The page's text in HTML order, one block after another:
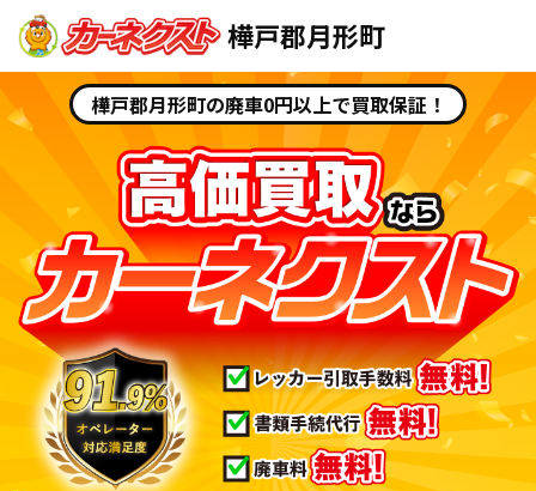
樺戸郡月形町
樺戸郡月形町の廃車0円以上で買取保証！